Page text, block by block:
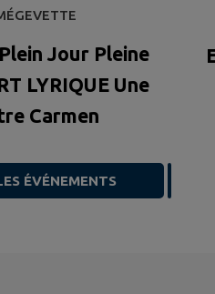
Jour Pleine
LYRIQUE Une
Carmen
ÉVÉNEMENTS